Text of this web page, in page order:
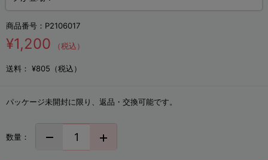
商品番号： P2106017
¥1,200 （税込）
送料： ¥805（税込）
パッケージ未開封に限り、返品・交換可能です。
数量：